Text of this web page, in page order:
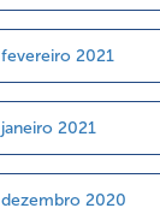
fevereiro 2021
janeiro 2021
dezembro 2020